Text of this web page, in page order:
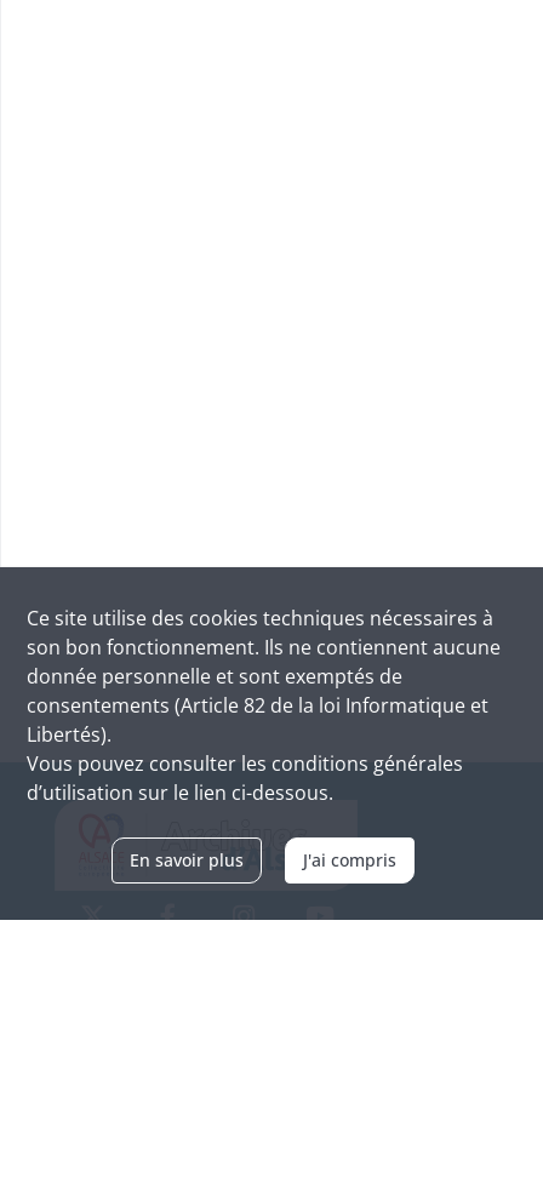
Ce site utilise des cookies techniques nécessaires à
son bon fonctionnement. Ils ne contiennent aucune
donnée personnelle et sont exemptés de
consentements (Article 82 de la loi Informatique et
Libertés).
Vous pouvez consulter les conditions générales
d’utilisation sur le lien ci-dessous.
En savoir plus J'ai compris